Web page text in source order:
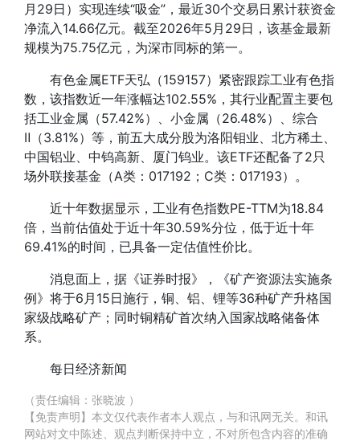
月29日）实现连续“吸金”，最近30个交易日累计获资金
净流入14.66亿元。截至2026年5月29日，该基金最新
规模为75.75亿元，为深市同标的第一。
有色金属ETF天弘（159157）紧密跟踪工业有色指
数，该指数近一年涨幅达102.55%，其行业配置主要包
括工业金属（57.42%）、小金属（26.48%）、综合
Ⅱ（3.81%）等，前五大成分股为洛阳钼业、北方稀土、
中国铝业、中钨高新、厦门钨业。该ETF还配备了2只
场外联接基金（A类：017192；C类：017193）。
近十年数据显示，工业有色指数PE-TTM为18.84
倍，当前估值处于近十年30.59%分位，低于近十年
69.41%的时间，已具备一定估值性价比。
消息面上，据《证券时报》，《矿产资源法实施条
例》将于6月15日施行，铜、铝、锂等36种矿产升格国
家级战略矿产；同时铜精矿首次纳入国家战略储备体
系。
每日经济新闻
（责任编辑：张晓波 ）
【免责声明】本文仅代表作者本人观点，与和讯网无关。和讯
网站对文中陈述、观点判断保持中立，不对所包含内容的准确